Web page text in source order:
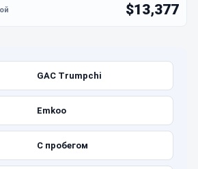
$13,377
GAC Trumpchi
Emkoo
С пробегом